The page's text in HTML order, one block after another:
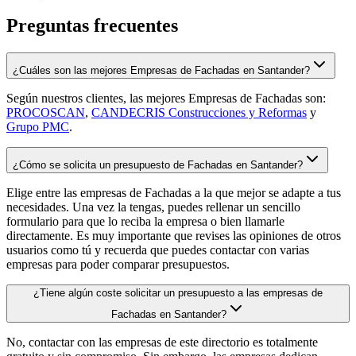
Preguntas frecuentes
¿Cuáles son las mejores Empresas de Fachadas en Santander?
Según nuestros clientes, las mejores Empresas de Fachadas son:
PROCOSCAN, CANDECRIS Construcciones y Reformas y
Grupo PMC.
¿Cómo se solicita un presupuesto de Fachadas en Santander?
Elige entre las empresas de Fachadas a la que mejor se adapte a tus
necesidades. Una vez la tengas, puedes rellenar un sencillo
formulario para que lo reciba la empresa o bien llamarle
directamente. Es muy importante que revises las opiniones de otros
usuarios como tú y recuerda que puedes contactar con varias
empresas para poder comparar presupuestos.
¿Tiene algún coste solicitar un presupuesto a las empresas de
Fachadas en Santander?
No, contactar con las empresas de este directorio es totalmente